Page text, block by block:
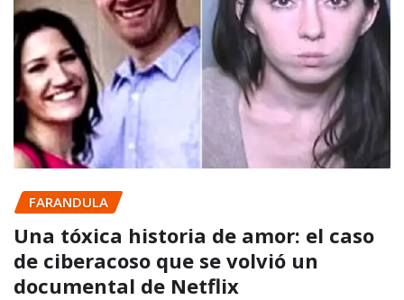
FARANDULA
Una tóxica historia de amor: el caso
de ciberacoso que se volvió un
documental de Netflix